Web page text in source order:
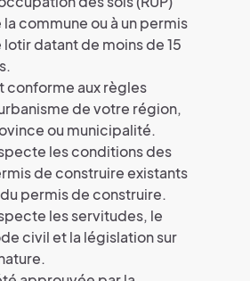
la commune ou à un permis
lotir datant de moins de 15
conforme aux règles
de votre région,
ou municipalité.
les conditions des
de construire existants
permis de construire.
les servitudes, le
civil et la législation sur